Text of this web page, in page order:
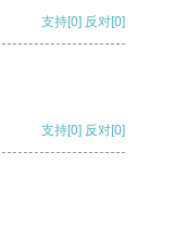
支持[0] 反对[0]
支持[0] 反对[0]